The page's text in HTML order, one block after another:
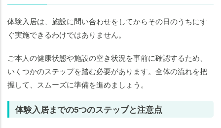
体験入居は、施設に問い合わせをしてからその日のうちにす
ぐ実施できるわけではありません。
ご本人の健康状態や施設の空き状況を事前に確認するため、
いくつかのステップを踏む必要があります。全体の流れを把
握して、スムーズに準備を進めましょう。
体験入居までの5つのステップと注意点